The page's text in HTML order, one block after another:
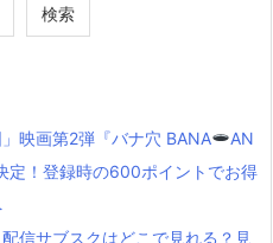
検索
映画第2弾『バナ穴 BANA
AN
定！登録時の600ポイントでお得
信サブスクはどこで見れる？見